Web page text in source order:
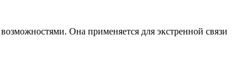
Она применяется для экстренной связи